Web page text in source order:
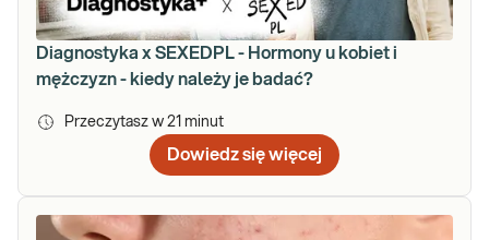
Diagnostyka x SEXEDPL - Hormony u kobiet i
mężczyzn - kiedy należy je badać?
Przeczytasz w 21 minut
Dowiedz się więcej